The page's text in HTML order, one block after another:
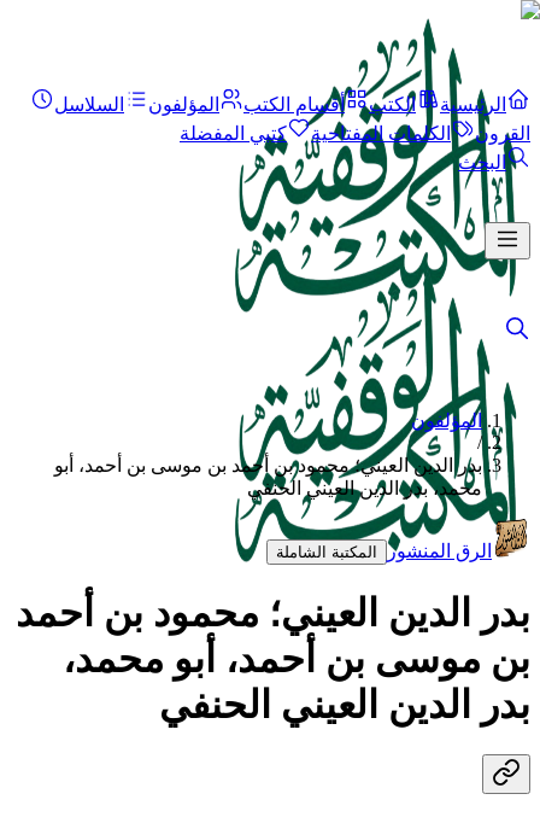
الرئيسية الكتب أقسام الكتب المؤلفون
السلاسل
القرون
الكلمات المفتاحية
كتبي المفضلة
البحث
المؤلفون
/
بدر الدين العيني؛ محمود بن أحمد بن موسى بن أحمد، أبو
محمد، بدر الدين العيني الحنفي
الرق المنشور المكتبة الشاملة
بدر الدين العيني؛ محمود بن أحمد
بن موسى بن أحمد، أبو محمد،
بدر الدين العيني الحنفي